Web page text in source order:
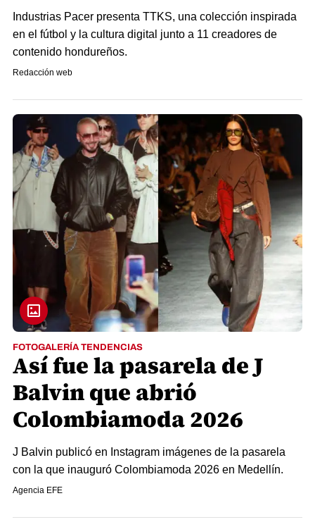
Industrias Pacer presenta TTKS, una colección inspirada
en el fútbol y la cultura digital junto a 11 creadores de
contenido hondureños.
Redacción web
FOTOGALERÍA TENDENCIAS
Así fue la pasarela de J
Balvin que abrió
Colombiamoda 2026
J Balvin publicó en Instagram imágenes de la pasarela
con la que inauguró Colombiamoda 2026 en Medellín.
Agencia EFE